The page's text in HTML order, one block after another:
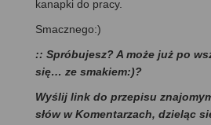
kanapki do pracy.
Smacznego:)
:: Spróbujesz? A może już po
się… ze smakiem:)?
Wyślij link do przepisu
słów w Komentarzach, dzieląc